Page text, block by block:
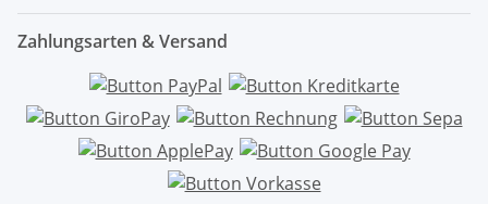
Zahlungsarten & Versand